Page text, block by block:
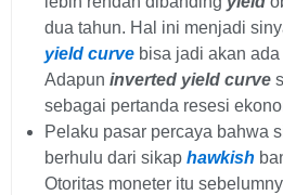
dua tahun. Hal ini menjadi
yield curve bisa jadi akan
Adapun inverted yield curve
sebagai pertanda resesi
Pelaku pasar percaya bahwa
berhulu dari sikap hawkish
Otoritas moneter itu